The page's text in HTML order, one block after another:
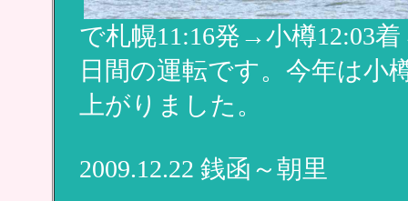
で札幌11:16発→小樽12:03
日間の運転です。今年は小
上がりました。
2009.12.22 銭函～朝里